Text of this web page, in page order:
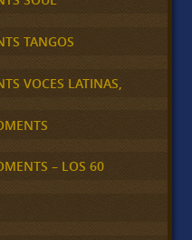
TANGOS
VOCES LATINAS,
– LOS 60